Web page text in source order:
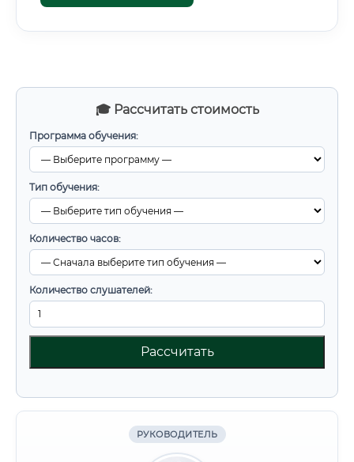
🎓 Рассчитать стоимость
Программа обучения:
Тип обучения:
Количество часов:
Количество слушателей:
Рассчитать
РУКОВОДИТЕЛЬ